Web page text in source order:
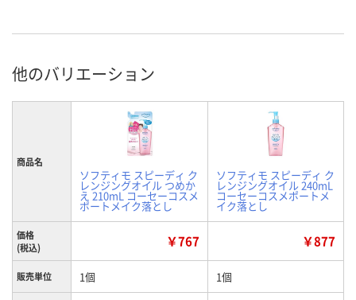
他のバリエーション
商品名
ソフティモ スピーディ ク
レンジングオイル つめか
え 210mL コーセーコスメ
ポートメイク落とし
ソフティモ スピーディ ク
レンジングオイル 240mL
コーセーコスメポートメ
イク落とし
価格
(税込)
￥767 ￥877
販売単位 1個 1個